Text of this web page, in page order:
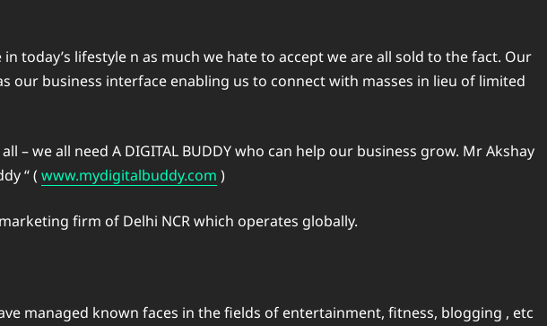
today’s lifestyle n as much we hate to accept we are all sold to the fact. Our
our business interface enabling us to connect with masses in lieu of limited
– we all need A DIGITAL BUDDY who can help our business grow. Mr Akshay
“ ( www.mydigitalbuddy.com )
firm of Delhi NCR which operates globally.
managed known faces in the fields of entertainment, fitness, blogging , etc